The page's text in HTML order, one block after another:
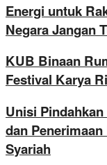
Energi untuk
Negara Jangan
KUB Binaan
Festival Karya
Unisi
dan
Syariah